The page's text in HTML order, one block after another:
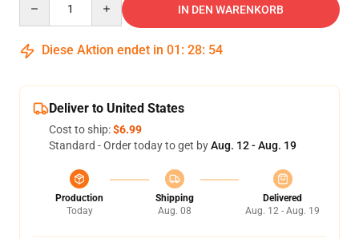
IN DEN WARENKORB
Diese Aktion endet in 01 : 28: 54
Deliver to United States
Cost to ship:$6.99
Standard - Order today to get byAug. 12 - Aug. 19
Production
Today
Shipping
Aug. 08
Delivered
Aug. 12 - Aug. 19